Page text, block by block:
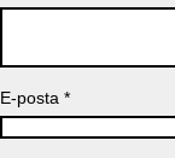
E-posta *